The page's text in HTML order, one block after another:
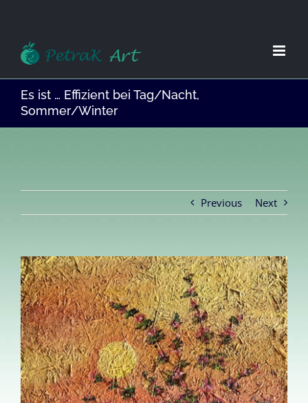
springen
Es ist … Effizient bei Tag/Nacht,
Sommer/Winter
Previous Next
View
Larger
Image